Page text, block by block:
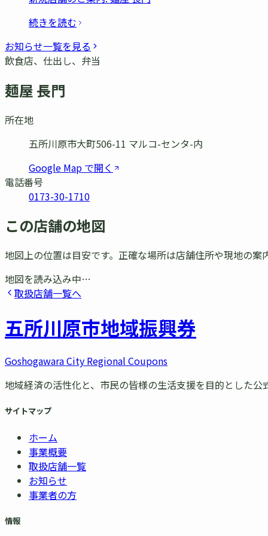
続きを読む
お知らせ一覧を見る
飲食店、仕出し、弁当
麺屋 長門
所在地
五所川原市大町506-11 マルコ-センタ-内
Google Map で開く
電話番号
0173-30-1710
この店舗の地図
地図上の位置は目安です。正確な場所は店舗住所や現地の案
地図を読み込み中…
取扱店舗一覧へ
五所川原市地域振興券
Goshogawara City Regional Coupons
地域経済の活性化と、市民の皆様の生活支援を目的とした公
サイトマップ
ホーム
事業概要
取扱店舗一覧
お知らせ
事業者の方
情報